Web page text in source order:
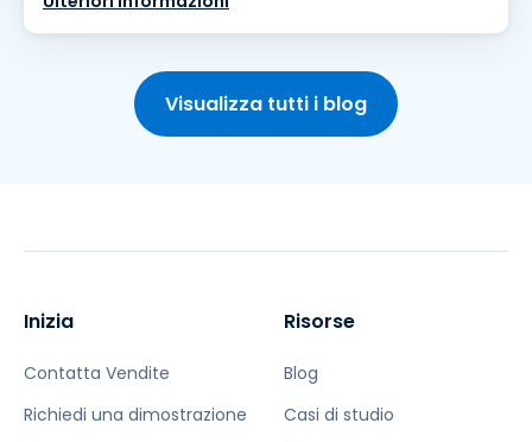
Visualizza tutti i blog
Inizia
Contatta Vendite
Richiedi una dimostrazione
Risorse
Blog
Casi di studio